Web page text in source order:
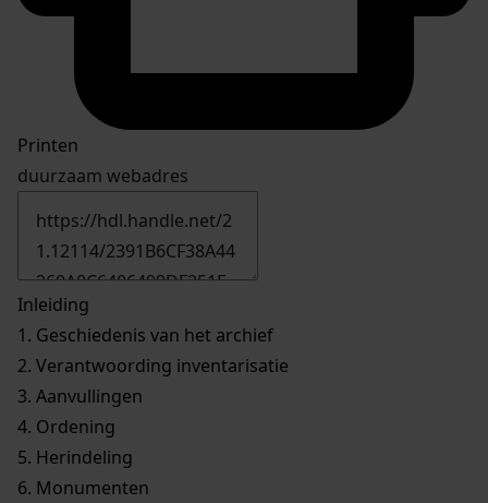
Printen
duurzaam webadres
Inleiding
1. Geschiedenis van het archief
2. Verantwoording inventarisatie
3. Aanvullingen
4. Ordening
5. Herindeling
6. Monumenten